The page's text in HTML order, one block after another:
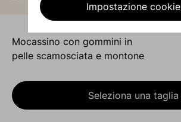
Impostazione cookie
mocassino con gommini in
pelle scamosciata e montone
Seleziona una taglia